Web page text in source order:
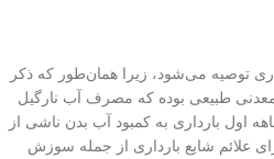
توصیه می‌شود، زیرا همان‌طور که ذکر
معدنی طبیعی بوده که مصرف آب نارگیل
اول بارداری به کمبود آب بدن ناشی از
علائم شایع بارداری از جمله سوزش